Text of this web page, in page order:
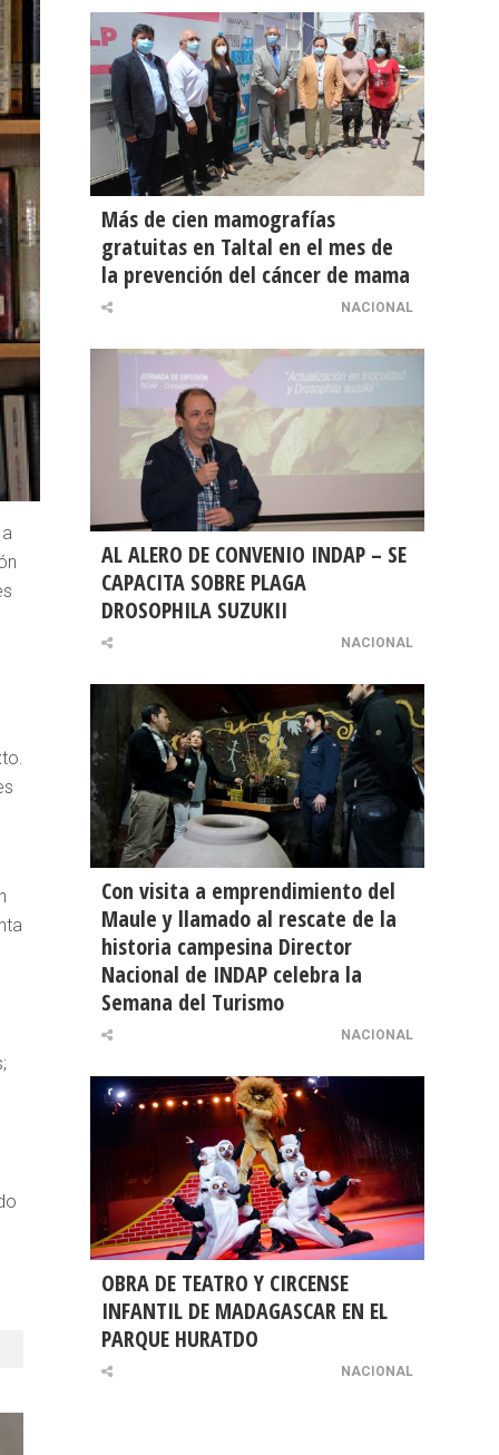
Más de cien mamografías
gratuitas en Taltal en el mes de
la prevención del cáncer de mama
NACIONAL
AL ALERO DE CONVENIO INDAP – SE
CAPACITA SOBRE PLAGA
DROSOPHILA SUZUKII
NACIONAL
Con visita a emprendimiento del
Maule y llamado al rescate de la
historia campesina Director
Nacional de INDAP celebra la
Semana del Turismo
NACIONAL
OBRA DE TEATRO Y CIRCENSE
INFANTIL DE MADAGASCAR EN EL
PARQUE HURATDO
NACIONAL